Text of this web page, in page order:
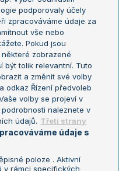
mistrů
mistryň
podporovaly účely
zpracováváme údaje za
vše nebo
Pokud jsou
zobrazené
být tolik relevantní. Tuto
a změnit své volby
odkaz Řízení předvoleb
volby se projeví v
naleznete v
údajů. Třetí strany
údaje s
poloze . Aktivní
v rámci specifických